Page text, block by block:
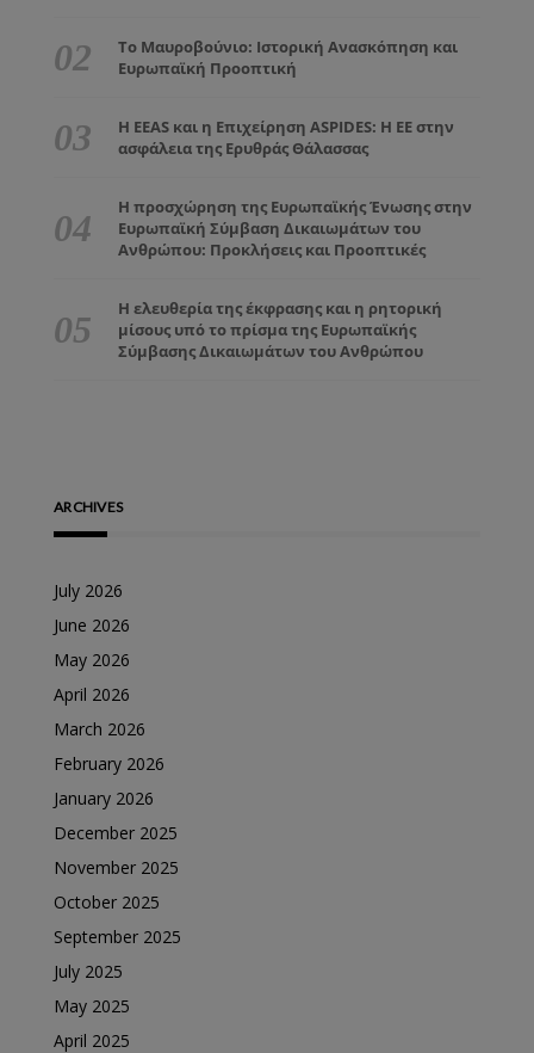
Το Μαυροβούνιο: Ιστορική Ανασκόπηση και
Ευρωπαϊκή Προοπτική
Η EEAS και η Επιχείρηση ASPIDES: Η ΕΕ στην
ασφάλεια της Ερυθράς Θάλασσας
Η προσχώρηση της Ευρωπαϊκής Ένωσης στην
Ευρωπαϊκή Σύμβαση Δικαιωμάτων του
Ανθρώπου: Προκλήσεις και Προοπτικές
Η ελευθερία της έκφρασης και η ρητορική
μίσους υπό το πρίσμα της Ευρωπαϊκής
Σύμβασης Δικαιωμάτων του Ανθρώπου
ARCHIVES
July 2026
June 2026
May 2026
April 2026
March 2026
February 2026
January 2026
December 2025
November 2025
October 2025
September 2025
July 2025
May 2025
April 2025